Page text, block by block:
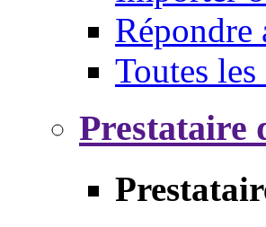
Répondre
Toutes les
Prestataire